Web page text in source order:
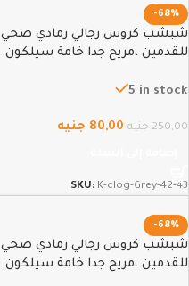
-68%
شبشب كروس رجالي رمادي صحي
5 in stock
250,00 جنيه 80,00 جنيه
SKU: K-clog-Grey-42-43
-68%
شبشب كروس رجالي رمادي صحي